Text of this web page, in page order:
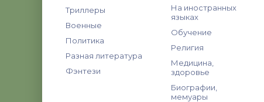
Триллеры
Военные
Политика
Разная литература
Фэнтези
На иностранных
языках
Обучение
Религия
Медицина,
здоровье
Биографии,
мемуары